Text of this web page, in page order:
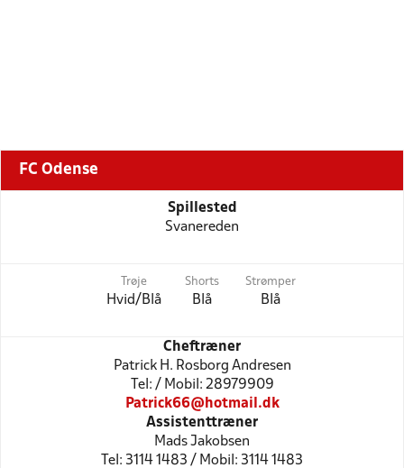
FC Odense
Spillested
Svanereden
Trøje
Hvid/Blå
Shorts
Blå
Strømper
Blå
Cheftræner
Patrick H. Rosborg Andresen
Tel: / Mobil: 28979909
Patrick66@hotmail.dk
Assistenttræner
Mads Jakobsen
Tel: 3114 1483 / Mobil: 3114 1483